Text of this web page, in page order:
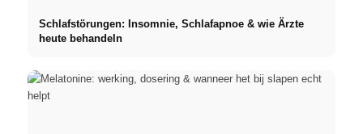
Schlafstörungen: Insomnie, Schlafapnoe & wie Ärzte
heute behandeln